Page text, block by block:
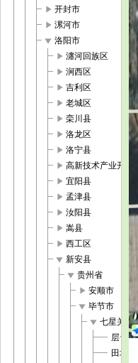
play_arrow 开封市
play_arrow 漯河市
play_arrow 洛阳市
play_arrow 瀍河回族区
play_arrow 涧西区
play_arrow 吉利区
play_arrow 老城区
play_arrow 栾川县
play_arrow 洛龙区
play_arrow 洛宁县
play_arrow 高新技术产业开发区
play_arrow 宜阳县
play_arrow 孟津县
play_arrow 汝阳县
play_arrow 嵩县
play_arrow 西工区
play_arrow 新安县
play_arrow 贵州省
play_arrow 安顺市
play_arrow 毕节市
play_arrow 七星关区
层台镇
田坝镇